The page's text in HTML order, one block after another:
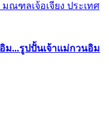
ณฑลเจ้อเจียง ประเทศ
ม...รูปปั้นเจ้าแม่กวนอิม